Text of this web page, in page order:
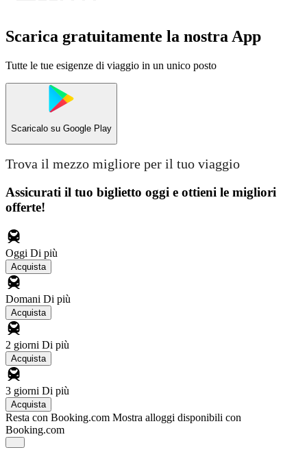
Scarica gratuitamente la nostra App
Tutte le tue esigenze di viaggio in un unico posto
Scaricalo su Google Play
Trova il mezzo migliore per il tuo viaggio
Assicurati il ​​tuo biglietto oggi e ottieni le migliori
offerte!
Oggi Di più
Acquista
Domani Di più
Acquista
2 giorni Di più
Acquista
3 giorni Di più
Acquista
Resta con Booking.com Mostra alloggi disponibili con
Booking.com